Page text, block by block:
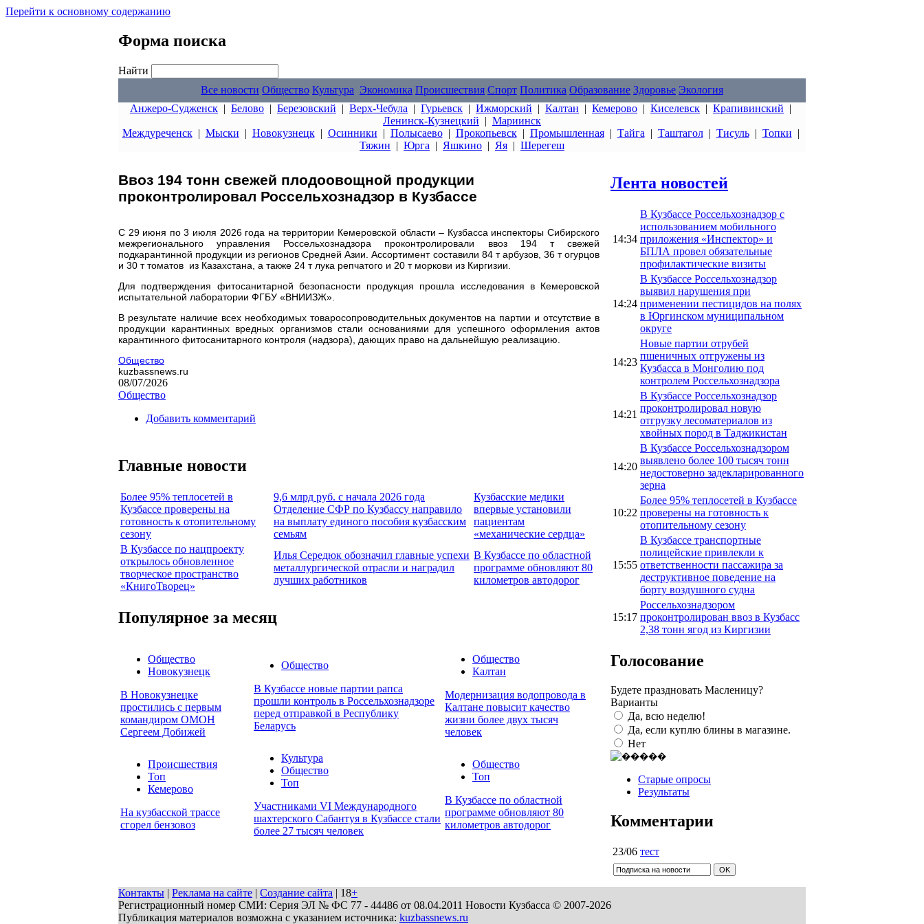
Перейти к основному содержанию
Форма поиска
Найти
Все новости Общество Культура Экономика Происшествия Спорт Политика Образование Здоровье Экология
Анжеро-Судженск | Белово | Березовский | Верх-Чебула | Гурьевск | Ижморский | Калтан | Кемерово | Киселевск | Крапивинский |
Ленинск-Кузнецкий | Мариинск
Междуреченск| Мыски | Новокузнецк| Осинники | Полысаево| Прокопьевск| Промышленная| Тайга | Таштагол| Тисуль| Топки |
Тяжин | Юрга | Яшкино | Яя | Шерегеш
Ввоз 194 тонн свежей плодоовощной продукции
проконтролировал Россельхознадзор в Кузбассе
С 29 июня по 3 июля 2026 года на территории Кемеровской области – Кузбасса инспекторы Сибирского
межрегионального управления Россельхознадзора проконтролировали ввоз 194 т свежей
подкарантинной продукции из регионов Средней Азии. Ассортимент составили 84 т арбузов, 36 т огурцов
и 30 т томатов из Казахстана, а также 24 т лука репчатого и 20 т моркови из Киргизии.
Для подтверждения фитосанитарной безопасности продукция прошла исследования в Кемеровской
испытательной лаборатории ФГБУ «ВНИИЗЖ».
В результате наличие всех необходимых товаросопроводительных документов на партии и отсутствие в
продукции карантинных вредных организмов стали основаниями для успешного оформления актов
карантинного фитосанитарного контроля (надзора), дающих право на дальнейшую реализацию.
Общество
kuzbassnews.ru
08/07/2026
Общество
Добавить комментарий
Главные новости
Более 95% теплосетей в
Кузбассе проверены на
готовность к отопительному
сезону
9,6 млрд руб. с начала 2026 года
Отделение СФР по Кузбассу направило
на выплату единого пособия кузбасским
семьям
Кузбасские медики
впервые установили
пациентам
«механические сердца»
В Кузбассе по нацпроекту
открылось обновленное
творческое пространство
«КнигоТворец»
Илья Середюк обозначил главные успехи
металлургической отрасли и наградил
лучших работников
В Кузбассе по областной
программе обновляют 80
километров автодорог
Популярное за месяц
Общество
Новокузнецк
В Новокузнецке
простились с первым
командиром ОМОН
Сергеем Добижей
Общество
В Кузбассе новые партии рапса
прошли контроль в Россельхознадзоре
перед отправкой в Республику
Беларусь
Общество
Калтан
Модернизация водопровода в
Калтане повысит качество
жизни более двух тысяч
человек
Происшествия
Топ
Кемерово
На кузбасской трассе
сгорел бензовоз
Культура
Общество
Топ
Участниками VI Международного
шахтерского Сабантуя в Кузбассе стали
более 27 тысяч человек
Общество
Топ
В Кузбассе по областной
программе обновляют 80
километров автодорог
Лента новостей
14:34
В Кузбассе Россельхознадзор с
использованием мобильного
приложения «Инспектор» и
БПЛА провел обязательные
профилактические визиты
14:24
В Кузбассе Россельхознадзор
выявил нарушения при
применении пестицидов на полях
в Юргинском муниципальном
округе
14:23
Новые партии отрубей
пшеничных отгружены из
Кузбасса в Монголию под
контролем Россельхознадзора
14:21
В Кузбассе Россельхознадзор
проконтролировал новую
отгрузку лесоматериалов из
хвойных пород в Таджикистан
14:20
В Кузбассе Россельхознадзором
выявлено более 100 тысяч тонн
недостоверно задекларированного
зерна
10:22
Более 95% теплосетей в Кузбассе
проверены на готовность к
отопительному сезону
15:55
В Кузбассе транспортные
полицейские привлекли к
ответственности пассажира за
деструктивное поведение на
борту воздушного судна
15:17
Россельхознадзором
проконтролирован ввоз в Кузбасс
2,38 тонн ягод из Киргизии
Голосование
Будете праздновать Масленицу?
Варианты
Да, всю неделю!
Да, если куплю блины в магазине.
Нет
Старые опросы
Результаты
Комментарии
23/06 тест
Контакты | Реклама на сайте | Создание сайта | 18+
Регистрационный номер СМИ: Серия ЭЛ № ФС 77 - 44486 от 08.04.2011 Новости Кузбасса © 2007-2026
Публикация материалов возможна с указанием источника: kuzbassnews.ru